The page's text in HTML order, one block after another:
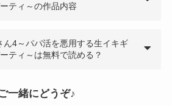
ティ～の作品内容
ん4～パパ活を悪用する生イキギ
ティ～は無料で読める？
一緒にどうぞ♪